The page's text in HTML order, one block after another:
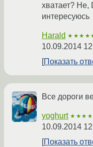
хватает? Не,
интересуюсь
Harald
10.09.2014
Показать
Все дороги
yoghurt
10.09.2014
Показать